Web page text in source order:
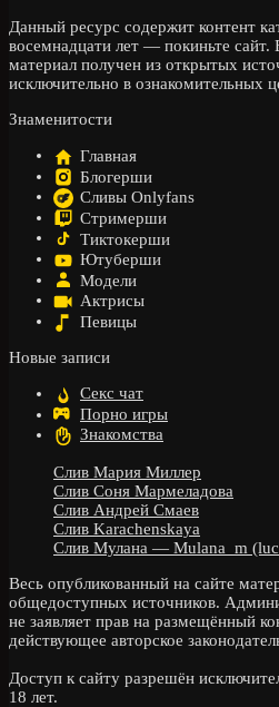
Данный ресурс содержит контент
восемнадцати лет — покиньте сайт.
материал получен из открытых
исключительно в ознакомительных
Знаменитости
Главная
Блогерши
Сливы Onlyfans
Стримерши
Тиктокерши
Ютуберши
Модели
Актрисы
Певицы
Новые записи
Секс чат
Порно игры
Знакомства
Слив Мария Миллер
Слив Соня Мармеладова
Слив Андрей Смаев
Слив Karachenskaya
Слив Мулана — Mulana_m
Весь опубликованный на сайте
общедоступных источников.
не заявляет прав на размещённый
действующее авторское
Доступ к сайту разрешён
18 лет.